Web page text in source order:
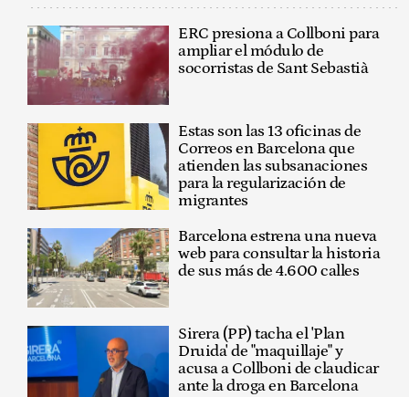
ERC presiona a Collboni para
ampliar el módulo de
socorristas de Sant Sebastià
Estas son las 13 oficinas de
Correos en Barcelona que
atienden las subsanaciones
para la regularización de
migrantes
Barcelona estrena una nueva
web para consultar la historia
de sus más de 4.600 calles
Sirera (PP) tacha el 'Plan
Druida' de "maquillaje" y
acusa a Collboni de claudicar
ante la droga en Barcelona